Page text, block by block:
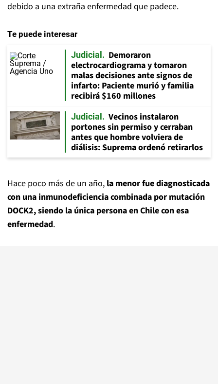
debido a una extraña enfermedad que padece.
Te puede interesar
Judicial
Demoraron
electrocardiograma y tomaron
malas decisiones ante signos de
infarto: Paciente murió y familia
recibirá $160 millones
Judicial
Vecinos instalaron
portones sin permiso y cerraban
antes que hombre volviera de
diálisis: Suprema ordenó retirarlos
Hace poco más de un año, la menor fue diagnosticada
con una inmunodeficiencia combinada por mutación
DOCK2, siendo la única persona en Chile con esa
enfermedad.